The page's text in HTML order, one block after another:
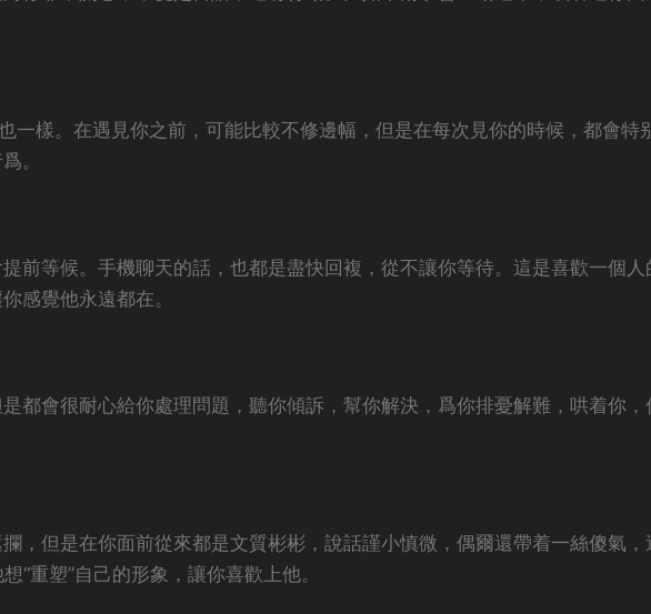
一樣。在遇見你之前，可能比較不修邊幅，但是在每次見你的時候，都會特
。
前等候。手機聊天的話，也都是盡快回複，從不讓你等待。這是喜歡一個人
感覺他永遠都在。
都會很耐心給你處理問題，聽你傾訴，幫你解決，爲你排憂解難，哄着你，
，但是在你面前從來都是文質彬彬，說話謹小慎微，偶爾還帶着一絲傻氣，
“重塑”自己的形象，讓你喜歡上他。